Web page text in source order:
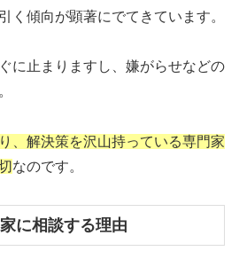
く傾向が顕著にでてきています。
に止まりますし、嫌がらせなどの
、解決策を沢山持っている専門家
なのです。
に相談する理由